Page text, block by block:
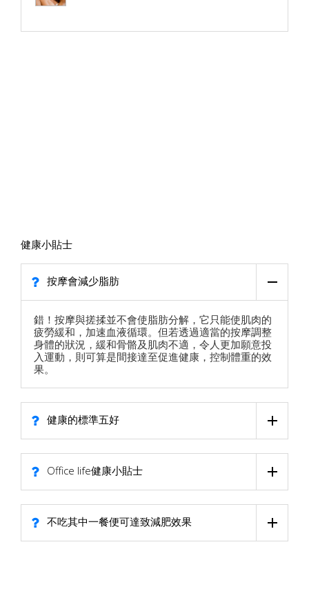
健康小貼士
按摩會減少脂肪
錯！按摩與搓揉並不會使脂肪分解，它只能使肌肉的
疲勞緩和，加速血液循環。但若透過適當的按摩調整
身體的狀況，緩和骨骼及肌肉不適，令人更加願意投
入運動，則可算是間接達至促進健康，控制體重的效
果。
健康的標準五好
Office life健康小貼士
不吃其中一餐便可達致減肥效果